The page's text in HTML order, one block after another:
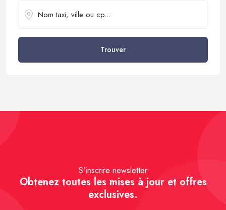
Trouver
S'inscrire newsletter
Obtenez toutes les mises à jour et offres
exclusives.